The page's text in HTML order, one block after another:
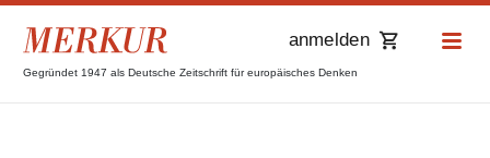
Gegründet 1947 als Deutsche Zeitschrift für europäisches Denken
anmelden